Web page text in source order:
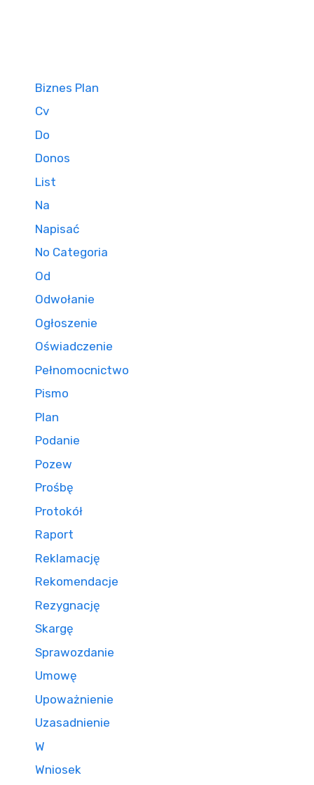
Biznes Plan
Cv
Do
Donos
List
Na
Napisać
No Categoria
Od
Odwołanie
Ogłoszenie
Oświadczenie
Pełnomocnictwo
Pismo
Plan
Podanie
Pozew
Prośbę
Protokół
Raport
Reklamację
Rekomendacje
Rezygnację
Skargę
Sprawozdanie
Umowę
Upoważnienie
Uzasadnienie
W
Wniosek